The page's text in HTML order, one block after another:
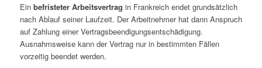
Ein befristeter Arbeitsvertrag in Frankreich endet grundsätzlich
nach Ablauf seiner Laufzeit. Der Arbeitnehmer hat dann Anspruch
auf Zahlung einer Vertragsbeendigungsentschädigung.
Ausnahmsweise kann der Vertrag nur in bestimmten Fällen
vorzeitig beendet werden.